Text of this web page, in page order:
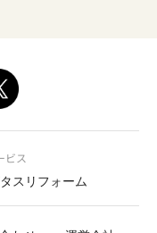
ビス
スリフォーム